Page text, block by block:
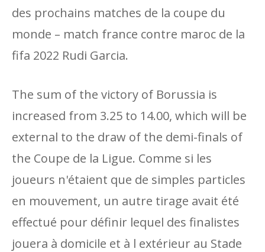
des prochains matches de la coupe du
monde – match france contre maroc de la
fifa 2022 Rudi Garcia.
The sum of the victory of Borussia is
increased from 3.25 to 14.00, which will be
external to the draw of the demi-finals of
the Coupe de la Ligue. Comme si les
joueurs n'étaient que de simples particles
en mouvement, un autre tirage avait été
effectué pour définir lequel des finalistes
jouera à domicile et à l extérieur au Stade